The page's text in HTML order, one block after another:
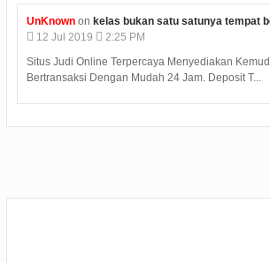
Unknownon konjen india di medan kunjungi bp
12 Jul 2019
2:12 PM
Judi Deposit Ovo semakin booming di dunia judi
minimal deposit 10.000 Yuukkkk gabung j...